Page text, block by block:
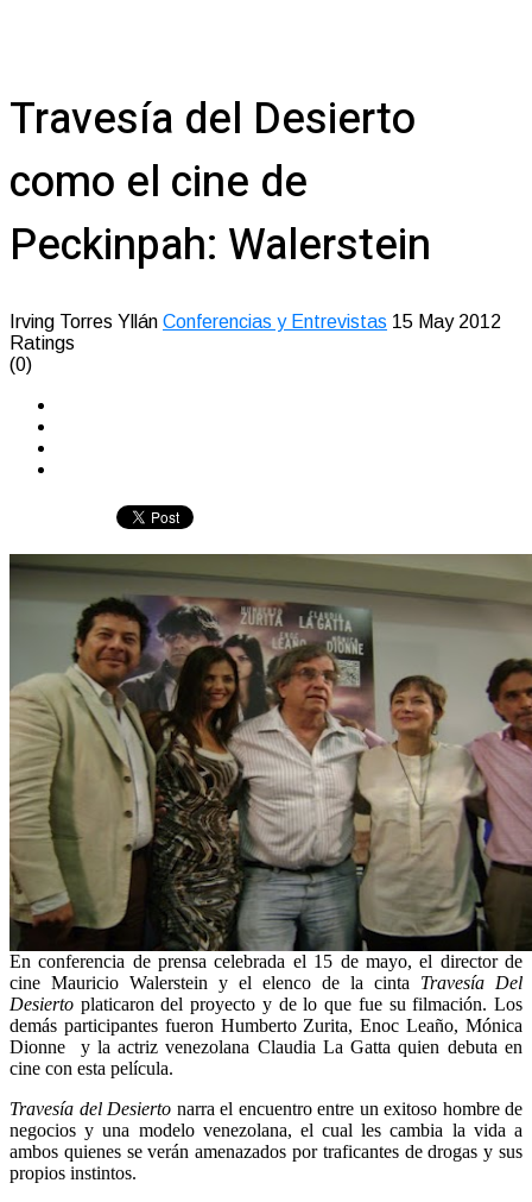
Travesía del Desierto
como el cine de
Peckinpah: Walerstein
Irving Torres Yllán Conferencias y Entrevistas 15 May 2012
Ratings
(0)
En conferencia de prensa celebrada el 15 de mayo, el director de
cine Mauricio Walerstein y el elenco de la cinta Travesía Del
Desierto platicaron del proyecto y de lo que fue su filmación. Los
demás participantes fueron Humberto Zurita, Enoc Leaño, Mónica
Dionne y la actriz venezolana Claudia La Gatta quien debuta en
cine con esta película.
Travesía del Desierto narra el encuentro entre un exitoso hombre de
negocios y una modelo venezolana, el cual les cambia la vida a
ambos quienes se verán amenazados por traficantes de drogas y sus
propios instintos.